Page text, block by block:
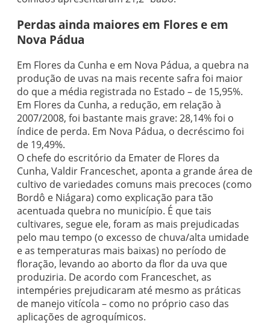
Perdas ainda maiores em Flores e em
Nova Pádua
Em Flores da Cunha e em Nova Pádua, a quebra na
produção de uvas na mais recente safra foi maior
do que a média registrada no Estado – de 15,95%.
Em Flores da Cunha, a redução, em relação à
2007/2008, foi bastante mais grave: 28,14% foi o
índice de perda. Em Nova Pádua, o decréscimo foi
de 19,49%.
O chefe do escritório da Emater de Flores da
Cunha, Valdir Franceschet, aponta a grande área de
cultivo de variedades comuns mais precoces (como
Bordô e Niágara) como explicação para tão
acentuada quebra no município. É que tais
cultivares, segue ele, foram as mais prejudicadas
pelo mau tempo (o excesso de chuva/alta umidade
e as temperaturas mais baixas) no período de
floração, levando ao aborto da flor da uva que
produziria. De acordo com Franceschet, as
intempéries prejudicaram até mesmo as práticas
de manejo vitícola – como no próprio caso das
aplicações de agroquímicos.